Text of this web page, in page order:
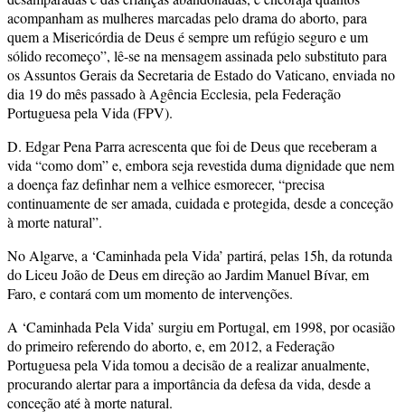
acompanham as mulheres marcadas pelo drama do aborto, para
quem a Misericórdia de Deus é sempre um refúgio seguro e um
sólido recomeço”, lê-se na mensagem assinada pelo substituto para
os Assuntos Gerais da Secretaria de Estado do Vaticano, enviada no
dia 19 do mês passado à Agência Ecclesia, pela Federação
Portuguesa pela Vida (FPV).
D. Edgar Pena Parra acrescenta que foi de Deus que receberam a
vida “como dom” e, embora seja revestida duma dignidade que nem
a doença faz definhar nem a velhice esmorecer, “precisa
continuamente de ser amada, cuidada e protegida, desde a conceção
à morte natural”.
No Algarve, a ‘Caminhada pela Vida’ partirá, pelas 15h, da rotunda
do Liceu João de Deus em direção ao Jardim Manuel Bívar, em
Faro, e contará com um momento de intervenções.
A ‘Caminhada Pela Vida’ surgiu em Portugal, em 1998, por ocasião
do primeiro referendo do aborto, e, em 2012, a Federação
Portuguesa pela Vida tomou a decisão de a realizar anualmente,
procurando alertar para a importância da defesa da vida, desde a
conceção até à morte natural.